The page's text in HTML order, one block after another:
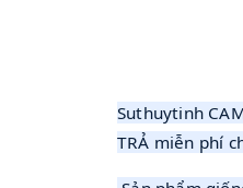
Suthuytinh
TRẢ miễn phí